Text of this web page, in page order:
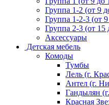
Группа 1-2 (от 9
Группа 1-2-3 (от
Группа 2-3 (от 15
Аксессуары
Детская мебель
Комоды
Тумбы
Лель (г.
Антел (г.
Гандылян
Красная